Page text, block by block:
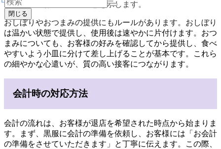
一口飲み、お客様への敬意を示します。
おしぼりやおつまみの提供にもルールがあります。おしぼり
は温かい状態で提供し、使用後は速やかに片付けます。おつ
まみについても、お客様の好みを確認してから提供し、食べ
やすいよう小皿に分けて差し上げることが基本です。これら
の細やかな心遣いが、質の高い接客につながります。
会計時の対応方法
会計の流れは、お客様が退店を希望された時点から始まりま
す。まず、黒服に会計の準備を依頼し、お客様には「お会計
の準備をさせていただきます」と丁寧に伝えます。この際、
閉じる